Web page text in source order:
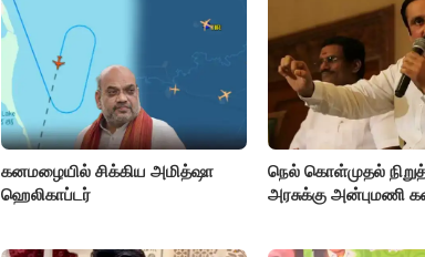
கனமழையில் சிக்கிய அமித்ஷா
ஹெலிகாப்டர்
நெல் கொள்முதல்
அரசுக்கு அன்புமணி